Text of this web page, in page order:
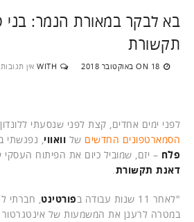
בא לבקר במאורת הנמר:
תקשורת
ON 18 באוקטובר 2018 WITH אין תגובות
לפני ימים אחדים, קצת לפני שנסעתי ללונדון
הסמארטפונים החדשים של וואווי, נפגשתי
פלח – יזם, שמוביל כיום את הפיתוח
דאנת תקשורת.
"לאחר 11 שנות עבודה ב פורטינט, חברתי
במטרה לרענן את המשמעות של אינטגרטור